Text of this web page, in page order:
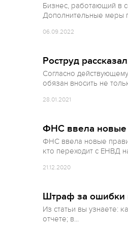
Бизнес, работающий в
Дополнительные меры
06.09.2022
Роструд
Согласно
обязан вносить не
28.01.2021
ФНС ввела новые
ФНС ввела новые
кто переходит с ЕНВД
21.12.2020
Штраф за ошибки
Из статьи вы узнаете:
отчете; в...